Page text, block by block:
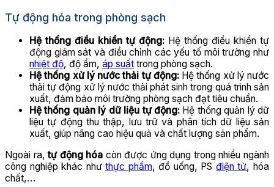
Tự động hóa trong phòng sạch
Hệ thống điều khiển tự động: Hệ thống điều khiển tự
động giám sát và điều chỉnh các yếu tố môi trường như
nhiệt độ, độ ẩm, áp suất trong phòng sạch.
Hệ thống xử lý nước thải tự động:Hệ thống xử lý nước
thải tự động xử lý nước thải phát sinh trong quá trình sản
xuất, đảm bảo môi trường phòng sạch đạt tiêu chuẩn.
Hệ thống quản lý dữ liệu tự động:Hệ thống quản lý dữ
liệu tự động thu thập, lưu trữ và phân tích dữ liệu sản
xuất, giúp nâng cao hiệu quả và chất lượng sản phẩm.
Ngoài ra,tự động hóa còn được ứng dụng trong nhiều ngành
công nghiệp khác nhưthực phẩm, đồ uống, PS điện tử, hóa
chất,…